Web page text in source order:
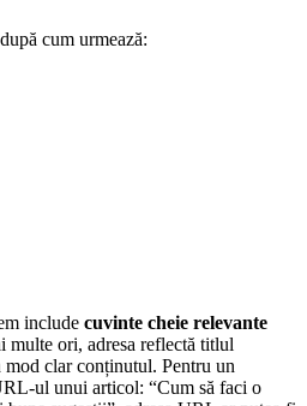
cum urmează:
include cuvinte cheie relevante
multe ori, adresa reflectă titlul
clar conținutul. Pentru un
ul unui articol: “Cum să faci o